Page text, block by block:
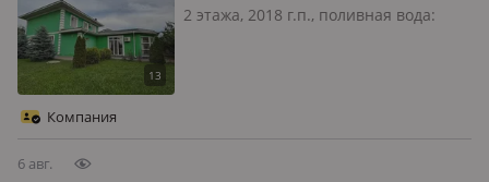
Достык 57
2 этажа, 2018 г.п., поливная вода:
Компания
6 авг.